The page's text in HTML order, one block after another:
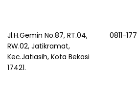
Jl.H.Gemin No.87, RT.04,
RW.02, Jatikramat,
Kec.Jatiasih, Kota Bekasi
17421.
0811-